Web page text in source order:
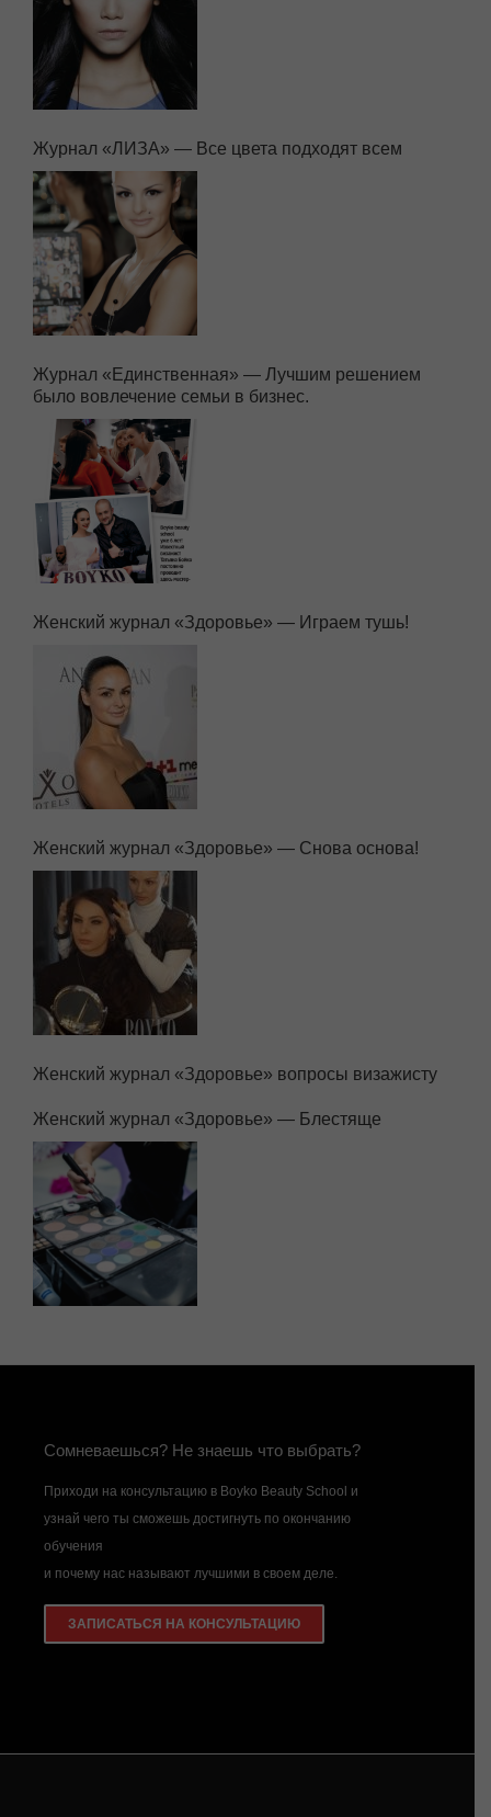
Журнал «ЛИЗА» — Все цвета подходят всем
Журнал «Единственная» — Лучшим решением
было вовлечение семьи в бизнес.
Женский журнал «Здоровье» — Играем тушь!
Женский журнал «Здоровье» — Снова основа!
Женский журнал «Здоровье» вопросы визажисту
Женский журнал «Здоровье» — Блестяще
Сомневаешься? Не знаешь что выбрать?
Приходи на консультацию в Boyko Beauty School и
узнай чего ты сможешь достигнуть по окончанию
обучения
и почему нас называют лучшими в своем деле.
ЗАПИСАТЬСЯ НА КОНСУЛЬТАЦИЮ